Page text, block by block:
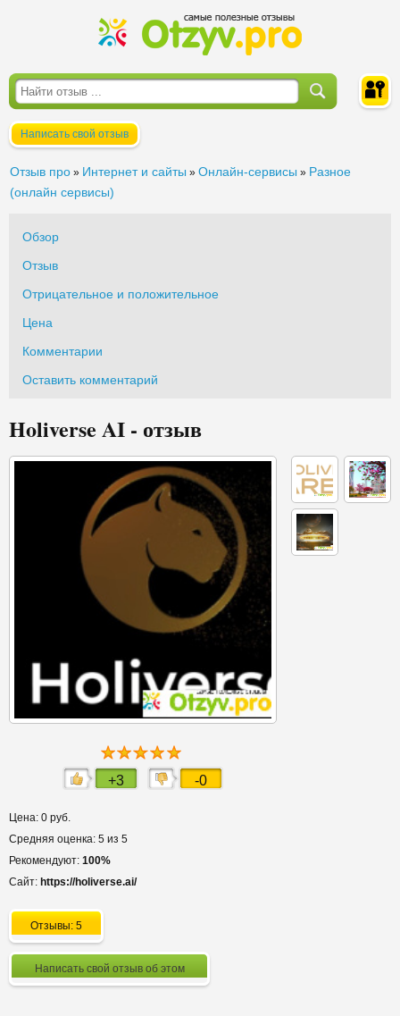
Написать свой отзыв
Отзыв про » Интернет и сайты » Онлайн-сервисы » Разное
(онлайн сервисы)
Обзор
Отзыв
Отрицательное и положительное
Цена
Комментарии
Оставить комментарий
Holiverse AI - отзыв
+3 -0
Цена: 0 руб.
Средняя оценка: 5 из 5
Рекомендуют: 100%
Сайт: https://holiverse.ai/
Отзывы: 5
Написать свой отзыв об этом